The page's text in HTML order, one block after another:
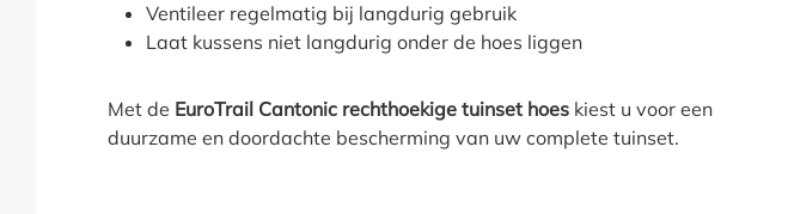
Ventileer regelmatig bij langdurig gebruik
Laat kussens niet langdurig onder de hoes liggen
Met de EuroTrail Cantonic rechthoekige tuinset hoes kiest u voor een
duurzame en doordachte bescherming van uw complete tuinset.